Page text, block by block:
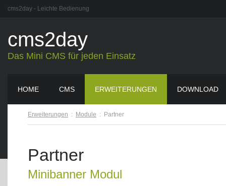
cms2day - Leichte Bedienung
cms2day
Das Mini CMS für jeden Einsatz
HOME CMS ERWEITERUNGEN DOWNLOAD
Erweiterungen : Module : Partner
Partner
Minibanner Modul